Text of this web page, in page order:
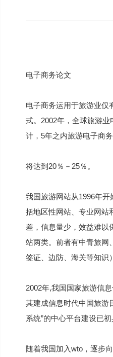
电子商务论文
电子商务运用于旅游业仅
式。2002年，全球旅游
计，5年之内旅游电子商
将达到20％－25％。
我国旅游网站从1996年
括地区性网站、专业网站
差，信息量少，效益难以
站两类。前者有中青旅网
签证、边防、海关等知识
2002年,我国国家旅游信
其建成信息时代中国旅游
系统”的中心平台建设已初
随着我国加入wto，逐步